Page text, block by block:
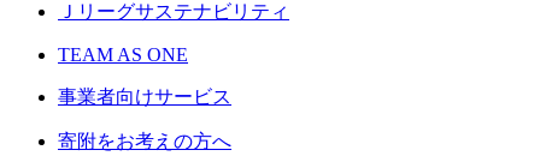
Ｊリーグサステナビリティ
TEAM AS ONE
事業者向けサービス
寄附をお考えの方へ